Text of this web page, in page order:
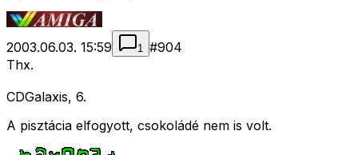
2003.06.03. 15:59 1 #904
Thx.
CDGalaxis, 6.
A pisztácia elfogyott, csokoládé nem is volt.